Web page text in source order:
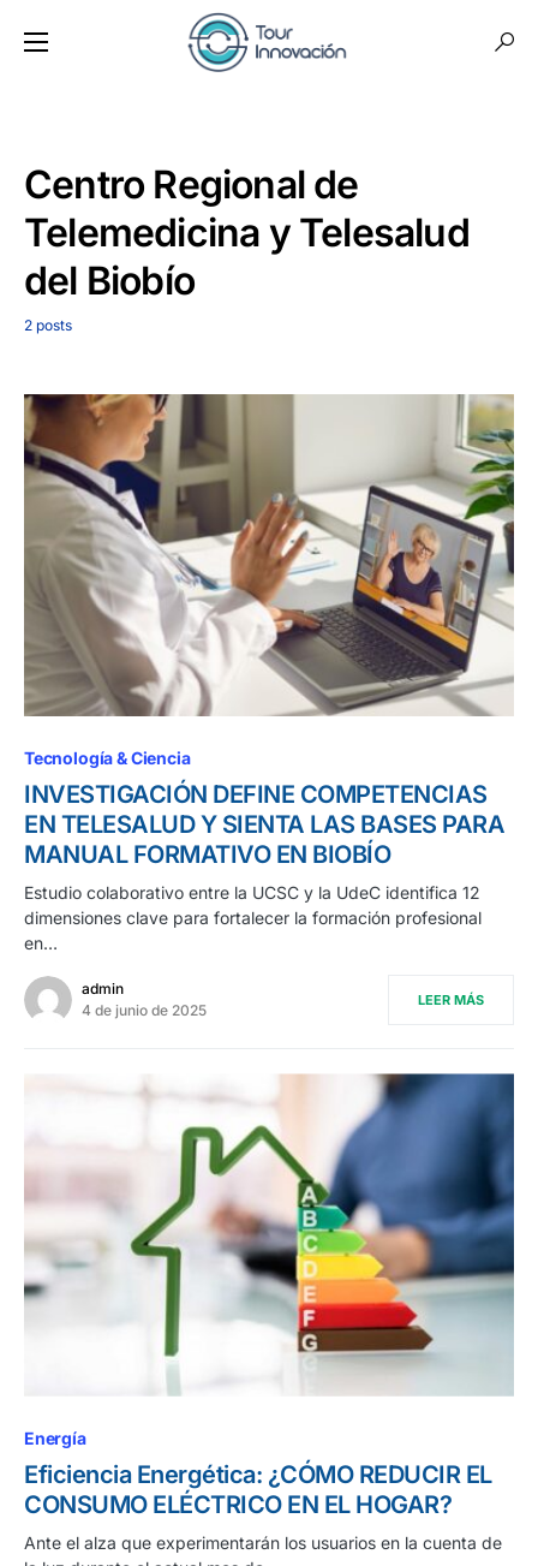
Centro Regional de
Telemedicina y Telesalud
del Biobío
2 posts
Tecnología & Ciencia
INVESTIGACIÓN DEFINE COMPETENCIAS
EN TELESALUD Y SIENTA LAS BASES PARA
MANUAL FORMATIVO EN BIOBÍO
Estudio colaborativo entre la UCSC y la UdeC identifica 12
dimensiones clave para fortalecer la formación profesional
en…
admin
4 de junio de 2025
LEER MÁS
Energía
Eficiencia Energética: ¿CÓMO REDUCIR EL
CONSUMO ELÉCTRICO EN EL HOGAR?
Ante el alza que experimentarán los usuarios en la cuenta de